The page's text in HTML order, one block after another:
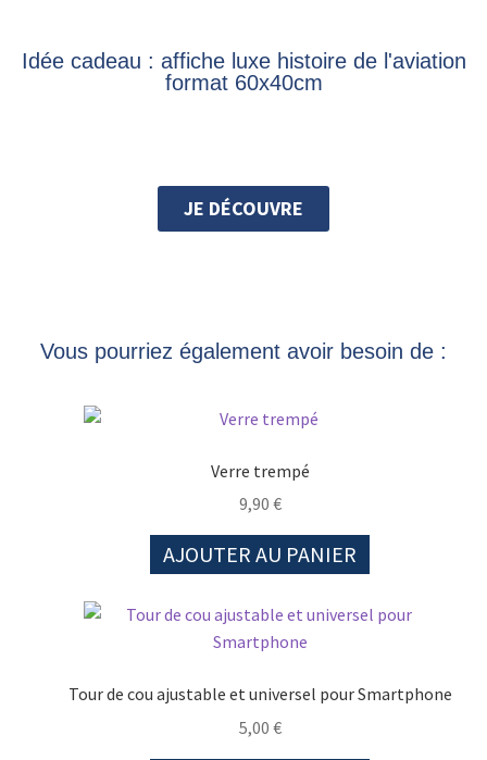
Idée cadeau : affiche luxe histoire de l'aviation
format 60x40cm
JE DÉCOUVRE
Vous pourriez également avoir besoin de :
Verre trempé
9,90 €
AJOUTER AU PANIER
Tour de cou ajustable et universel pour Smartphone
5,00 €